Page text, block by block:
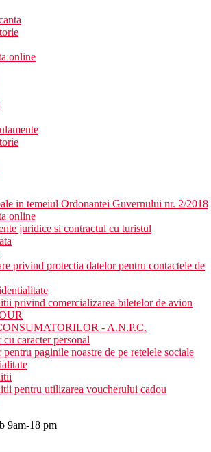
online
in temeiul Ordonantei Guvernului nr. 2/2018
online
juridice si contractul cu turistul
privind protectia datelor pentru contactele de
privind comercializarea biletelor de avion
- A.N.P.C.
caracter personal
pentru paginile noastre de pe retelele sociale
pentru utilizarea voucherului cadou
9am-18 pm